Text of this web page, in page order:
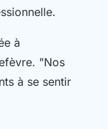
à
"Nos
à se sentir